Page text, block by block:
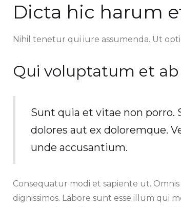
Dicta hic harum
Nihil tenetur qui iure assumenda. Ut
Qui voluptatum et
Sunt quia et vitae non
dolores aut ex doloremque.
unde accusantium.
Consequatur modi et sapiente ut.
dignissimos. Labore sunt esse illum qui